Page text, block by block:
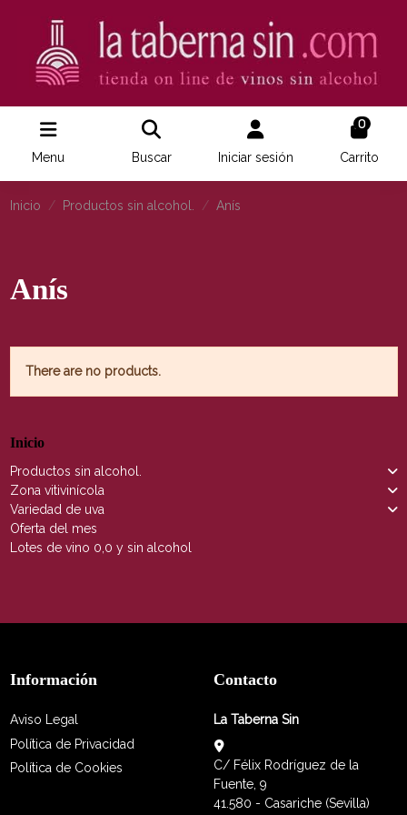
Menu Buscar Iniciar sesión
0
Carrito
Inicio Productos sin alcohol. Anís
Anís
There are no products.
Inicio
Productos sin alcohol.
Zona vitivinícola
Variedad de uva
Oferta del mes
Lotes de vino 0,0 y sin alcohol
Información
Aviso Legal
Política de Privacidad
Política de Cookies
Contacto
La Taberna Sin
C/ Félix Rodríguez de la
Fuente, 9
41.580 - Casariche (Sevilla)